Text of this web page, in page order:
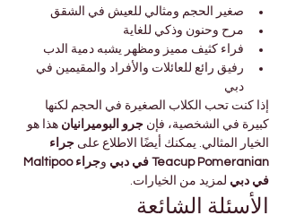
صغير الحجم ومثالي للعيش في الشقق
مرح وحنون وذكي للغاية
فراء كثيف مميز ومظهر يشبه دمية الدب
رفيق رائع للعائلات والأفراد والمقيمين في
دبي
إذا كنت تحب الكلاب الصغيرة في الحجم لكنها
كبيرة في الشخصية، فإن جرو البوميرانيان هذا هو
الخيار المثالي. يمكنك أيضًا الاطلاع على جراء
Teacup Pomeranian في دبي
و
في دبي لمزيد من الخيارات.
الأسئلة الشائعة